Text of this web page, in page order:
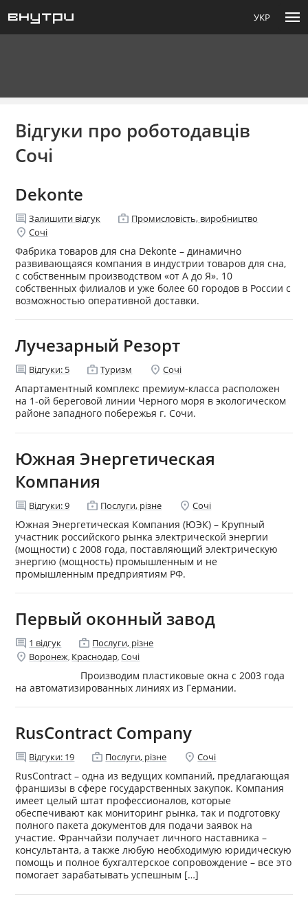
УКР menu
Відгуки про роботодавців
Сочі
Dekonte
comment Залишити відгук enterprise Промисловість, виробництво
location_on Сочі
Фабрика товаров для сна Dekonte – динамично
развивающаяся компания в индустрии товаров для сна,
с собственным производством «от А до Я». 10
собственных филиалов и уже более 60 городов в России с
возможностью оперативной доставки.
Лучезарный Резорт
comment Відгуки: 5 enterprise Туризм location_on Сочі
Апартаментный комплекс премиум-класса расположен
на 1-ой береговой линии Черного моря в экологическом
районе западного побережья г. Сочи.
Южная Энергетическая
Компания
comment Відгуки:9 enterprise Послуги, різне location_on Сочі
Южная Энергетическая Компания (ЮЭК) – Крупный
участник российского рынка электрической энергии
(мощности) с 2008 года, поставляющий электрическую
энергию (мощность) промышленным и не
промышленным предприятиям РФ.
Первый оконный завод
comment 1 відгук enterprise Послуги, різне
location_on Воронеж, Краснодар,Сочі
Производим пластиковые окна с 2003 года
на автоматизированных линиях из Германии.
RusContract Company
comment Відгуки: 19 enterprise Послуги, різне location_on Сочі
RusContract – одна из ведущих компаний, предлагающая
франшизы в сфере государственных закупок. Компания
имеет целый штат профессионалов, которые
обеспечивают как мониторинг рынка, так и подготовку
полного пакета документов для подачи заявок на
участие. Франчайзи получает личного наставника –
консультанта, а также любую необходимую юридическую
помощь и полное бухгалтерское сопровождение – все это
помогает зарабатывать успешным […]